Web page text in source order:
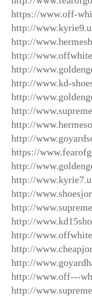
https://www.off-
http://
http://
http://
http://
http://www.kd-
http://
http://
http://
http://
https://
http://
http://
http://
http://
http://
http://
http://
http://
http://www.off---
http://